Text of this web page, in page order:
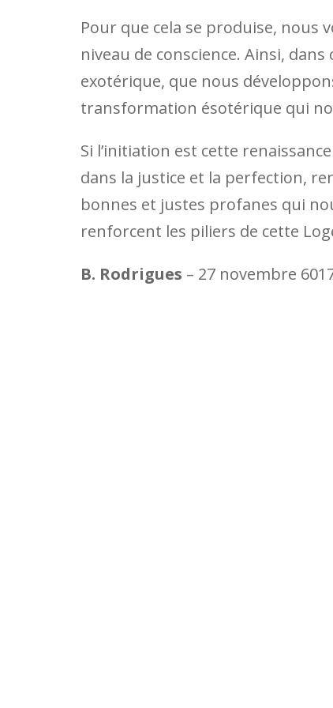
Pour que cela se produise, nous
niveau de conscience. Ainsi,
exotérique, que nous
transformation ésotérique qui
Si l’initiation est cette
dans la justice et la perfection,
bonnes et justes profanes qui
renforcent les piliers de cette
B. Rodrigues – 27 novembre